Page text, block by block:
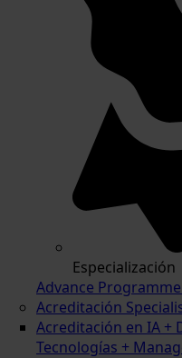
Especialización
Advance
Acreditación
Acreditación en IA +
Tecnologías +